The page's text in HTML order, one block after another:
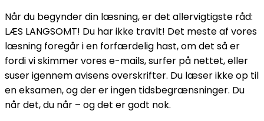
Når du begynder din læsning, er det allervigtigste råd:
LÆS LANGSOMT! Du har ikke travlt! Det meste af vores
læsning foregår i en forfærdelig hast, om det så er
fordi vi skimmer vores e-mails, surfer på nettet, eller
suser igennem avisens overskrifter. Du læser ikke op til
en eksamen, og der er ingen tidsbegrænsninger. Du
når det, du når – og det er godt nok.